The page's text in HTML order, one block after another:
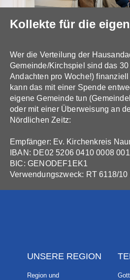
Kollekte für die
Wer die Verteilung der
Gemeinde/Kirchspiel sind das
Andachten pro Woche!)
kann das mit einer Spende
eigene Gemeinde tun
oder mit einer Überweisung an
Nördlichen Zeitz:
Empfänger: Ev. Kirchenkreis
IBAN: DE02 5206 0410 0008
BIC: GENODEF1EK1
Verwendungszweck: RT 6118/
UNSERE REGION
Region und